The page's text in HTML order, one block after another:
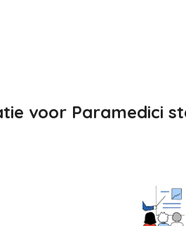
voor Paramedici